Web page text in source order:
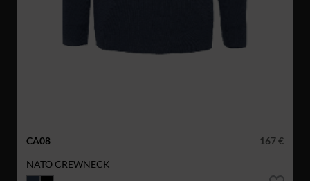
CA08
167 €
NATO CREWNECK